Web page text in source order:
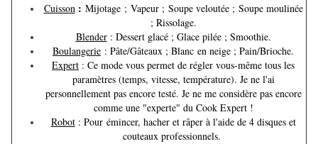
Cuisson: Mijotage ; Vapeur ; Soupe veloutée ; Soupe moulinée
; Rissolage.
Blender: Dessert glacé ; Glace pilée ; Smoothie.
Boulangerie : Pâte/Gâteaux ; Blanc en neige ; Pain/Brioche.
Expert : Ce mode vous permet de régler vous-même tous les
paramètres (temps, vitesse, température). Je ne l'ai
personnellement pas encore testé. Je ne me considère pas encore
comme une "experte" du Cook Expert !
Robot: Pour émincer, hacher et râper à l'aide de 4 disques et
couteaux professionnels.